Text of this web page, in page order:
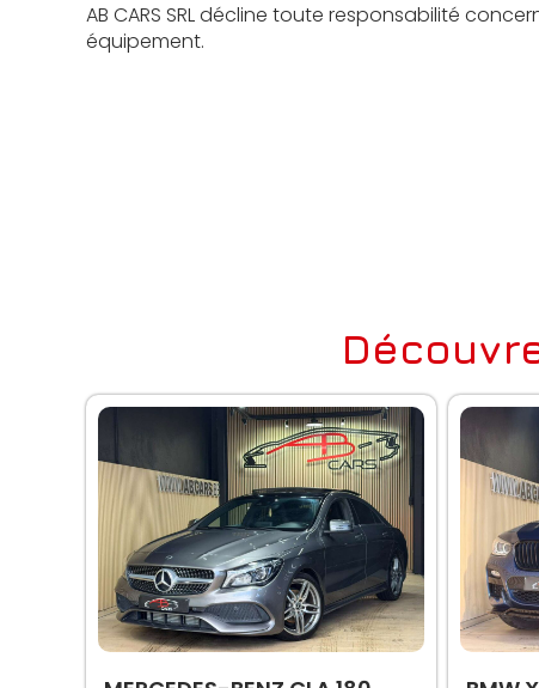
AB CARS SRL décline toute responsabilité
équipement.